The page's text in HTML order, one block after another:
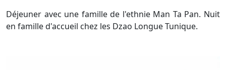
Déjeuner avec une famille de l'ethnie Man Ta Pan. Nuit
en famille d'accueil chez les Dzao Longue Tunique.